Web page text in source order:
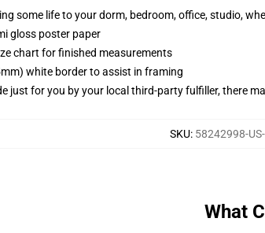
some life to your dorm, bedroom, office, studio,
gloss poster paper
chart for finished measurements
white border to assist in framing
just for you by your local third-party fulfiller, there
SKU: 58242998-
What